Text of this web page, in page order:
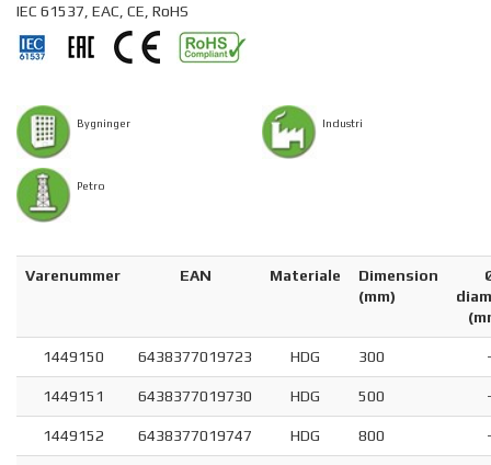
IEC 61537, EAC, CE, RoHS
Bygninger Industri
Petro
Varenummer EAN Materiale
Dimension
(mm)
1449150 6438377019723 HDG 300
1449151 6438377019730 HDG 500
1449152 6438377019747 HDG 800